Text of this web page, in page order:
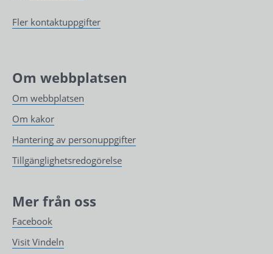
Fler kontaktuppgifter
Om webbplatsen
Om webbplatsen
Om kakor
Hantering av personuppgifter
Tillgänglighetsredogörelse
Mer från oss
Facebook
Visit Vindeln